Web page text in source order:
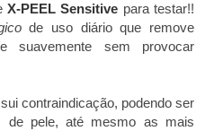
X-PEEL Sensitive para testar!!
de uso diário que remove
suavemente sem provocar
contraindicação, podendo ser
de pele, até mesmo as mais